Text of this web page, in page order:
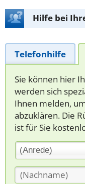
Hilfe bei
Telefonhilfe
Sie können hier
werden sich
Ihnen melden,
abzuklären. Die
ist für Sie
(Anrede)